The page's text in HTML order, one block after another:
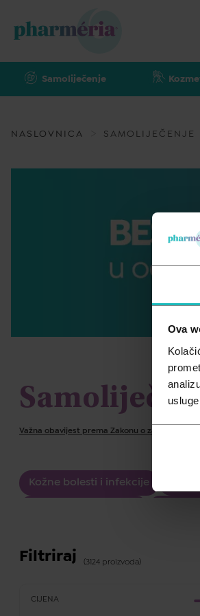
Ova
Samoliječenje
NASLOVNICA SAMOLIJEČENJE
Važna obavijest prema Zakonu o zaštiti
Kožne bolesti i infekcije
Filtriraj (3124 proizvoda)
CIJENA